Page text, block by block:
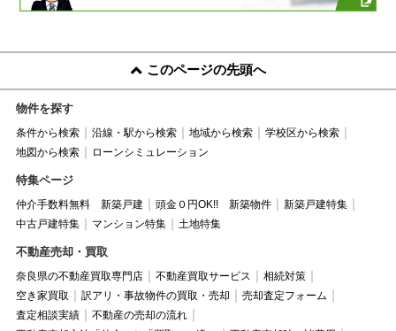
このページの先頭へ
物件を探す
条件から検索 沿線・駅から検索 地域から検索
学校区から検索
地図から検索
ローンシミュレーション
特集ページ
仲介手数料無料 新築戸建 頭金０円OK!! 新築物件
新築戸建特集
中古戸建特集
マンション特集 土地特集
不動産売却・買取
奈良県の不動産買取専門店 不動産買取サービス
相続対策
空き家買取
訳アリ・事故物件の買取・売却
売却査定フォーム
査定相談実績
不動産の売却の流れ